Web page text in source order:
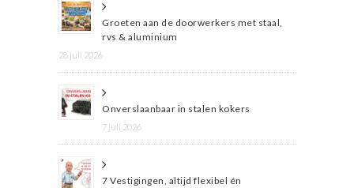
Groeten aan de doorwerkers met staal,
rvs & aluminium
28 juli 2026
Onverslaanbaar in stalen kokers
7 juli 2026
7 Vestigingen, altijd flexibel én